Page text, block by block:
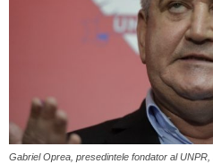
Gabriel Oprea, presedintele fondator al